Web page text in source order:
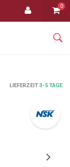
0
LIEFERZEIT 3-5 TAGE